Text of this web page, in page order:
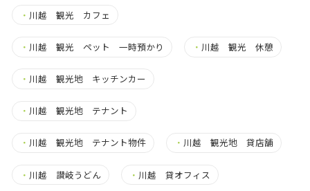
・ 川越 観光 カフェ
・ 川越 観光 ペット 一時預かり ・ 川越 観光 休憩
・ 川越 観光地 キッチンカー
・ 川越 観光地 テナント
・ 川越 観光地 テナント物件 ・ 川越 観光地 貸店舗
・ 川越 讃岐うどん ・ 川越 貸オフィス